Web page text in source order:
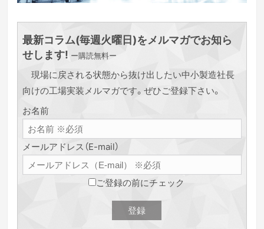
最新コラム(毎週火曜日)をメルマガでお知ら
せします! ー購読無料ー
現場に戻される状態から抜け出したい中小製造社長
向けの工場実装メルマガです。ぜひご登録下さい。
お名前
メールアドレス（E-mail）
ご登録の前にチェック